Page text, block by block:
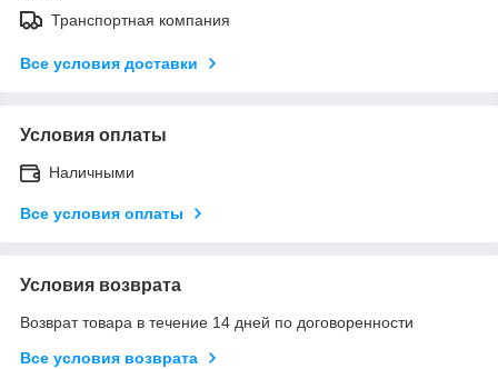
Транспортная компания
Все условия доставки
Условия оплаты
Наличными
Все условия оплаты
Условия возврата
Возврат товара в течение 14 дней по договоренности
Все условия возврата